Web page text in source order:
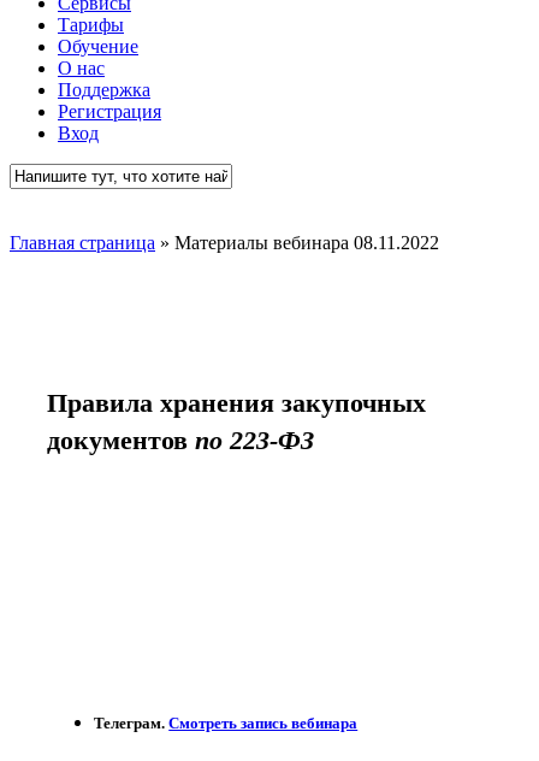
Тарифы
Обучение
О нас
Поддержка
Регистрация
Вход
Главная страница » Материалы вебинара 08.11.2022
Правила хранения закупочных
документовпо 223-ФЗ
Телеграм.Смотреть запись вебинара